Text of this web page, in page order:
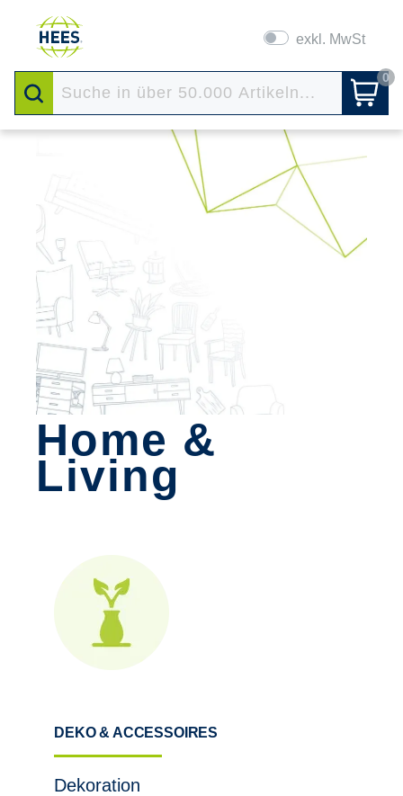
exkl. MwSt
0
Home &
Living
DEKO & ACCESSOIRES
Dekoration